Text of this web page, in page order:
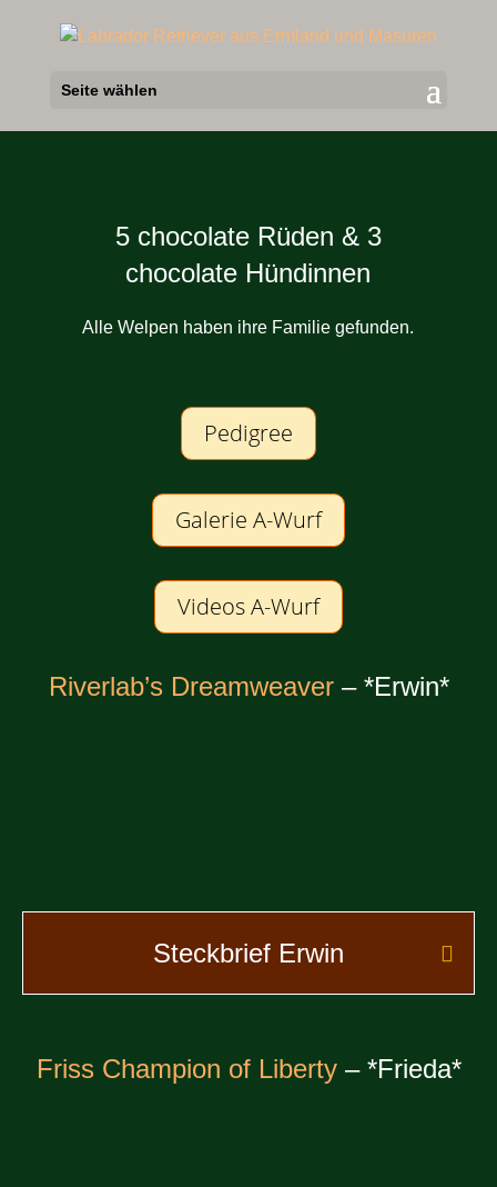
Seite wählen
A-Wurf / 30.09.2023
5 chocolate Rüden & 3
chocolate Hündinnen
Alle Welpen haben ihre Familie gefunden.
Pedigree
Galerie A-Wurf
Videos A-Wurf
Riverlab’s Dreamweaver– *Erwin*
Steckbrief Erwin
Friss Champion of Liberty– *Frieda*